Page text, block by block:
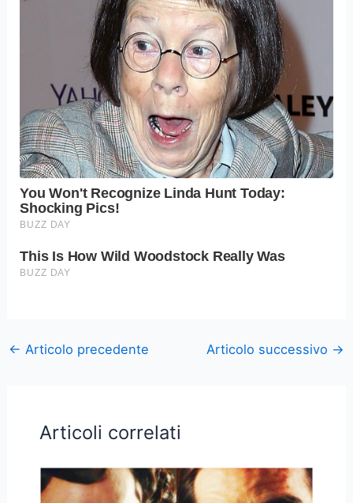
← Articolo precedente Articolo successivo →
Articoli correlati